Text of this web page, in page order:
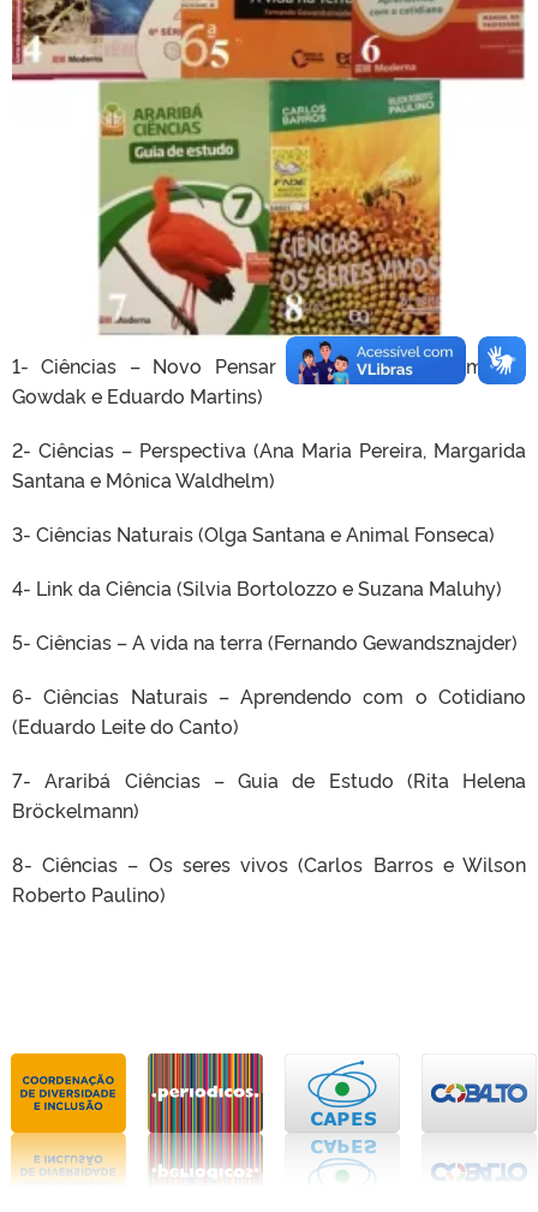
1- Ciências – Novo Pensar – Seres Vivos (Demétrio
Gowdak e Eduardo Martins)
2- Ciências – Perspectiva (Ana Maria Pereira, Margarida
Santana e Mônica Waldhelm)
3- Ciências Naturais (Olga Santana e Animal Fonseca)
4- Link da Ciência (Silvia Bortolozzo e Suzana Maluhy)
5- Ciências – A vida na terra (Fernando Gewandsznajder)
6- Ciências Naturais – Aprendendo com o Cotidiano
(Eduardo Leite do Canto)
7- Araribá Ciências – Guia de Estudo (Rita Helena
Bröckelmann)
8- Ciências – Os seres vivos (Carlos Barros e Wilson
Roberto Paulino)